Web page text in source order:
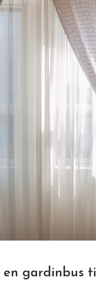
gardinbus